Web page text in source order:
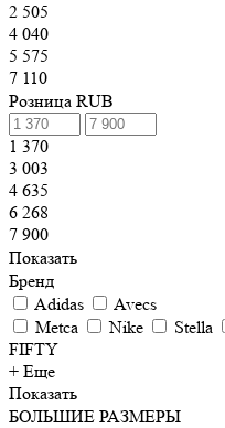
2 505
4 040
5 575
7 110
Розница RUB
1 370
3 003
4 635
6 268
7 900
Показать
Бренд
Adidas
Avecs
Metca
Nike Stella
FIFTY
+ Еще
Показать
БОЛЬШИЕ РАЗМЕРЫ